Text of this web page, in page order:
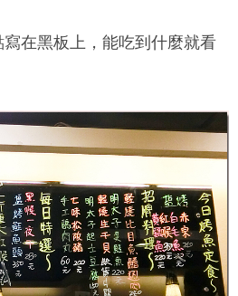
在黑板上，能吃到什麼就看